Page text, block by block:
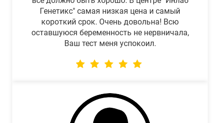
Генетикс" самая низкая цена и самый
короткий срок. Очень довольна! Всю
оставшуюся беременность не нервничала,
Ваш тест меня успокоил.